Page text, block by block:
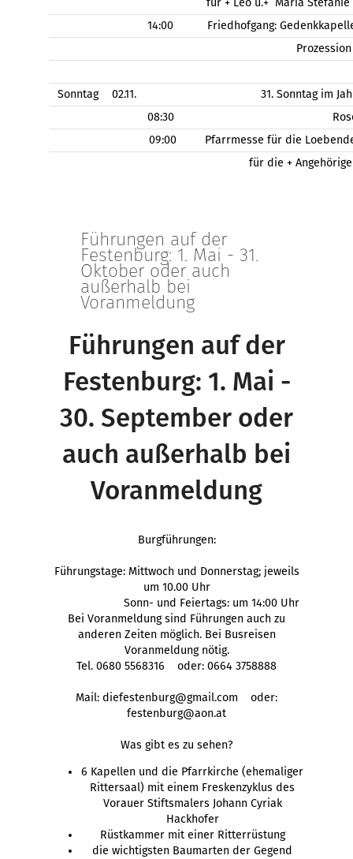
14:00
Friedhofgang:
Sonntag 02.11.
31. Sonntag im
08:30
09:00
Pfarrmesse für die
für die +
Führungen auf der
Festenburg: 1. Mai - 31.
Oktober oder auch
außerhalb bei
Voranmeldung
Führungen auf der
Festenburg: 1. Mai -
30. September oder
auch außerhalb bei
Voranmeldung
Burgführungen:
Führungstage: Mittwoch und Donnerstag; jeweils
um 10.00 Uhr
Sonn- und Feiertags: um 14:00 Uhr
Bei Voranmeldung sind Führungen auch zu
anderen Zeiten möglich. Bei Busreisen
Voranmeldung nötig.
Tel. 0680 5568316 oder: 0664 3758888
Mail: diefestenburg@gmail.com oder:
festenburg@aon.at
Was gibt es zu sehen?
6 Kapellen und die Pfarrkirche (ehemaliger
Rittersaal) mit einem Freskenzyklus des
Vorauer Stiftsmalers Johann Cyriak
Hackhofer
Rüstkammer mit einer Ritterrüstung
die wichtigsten Baumarten der Gegend